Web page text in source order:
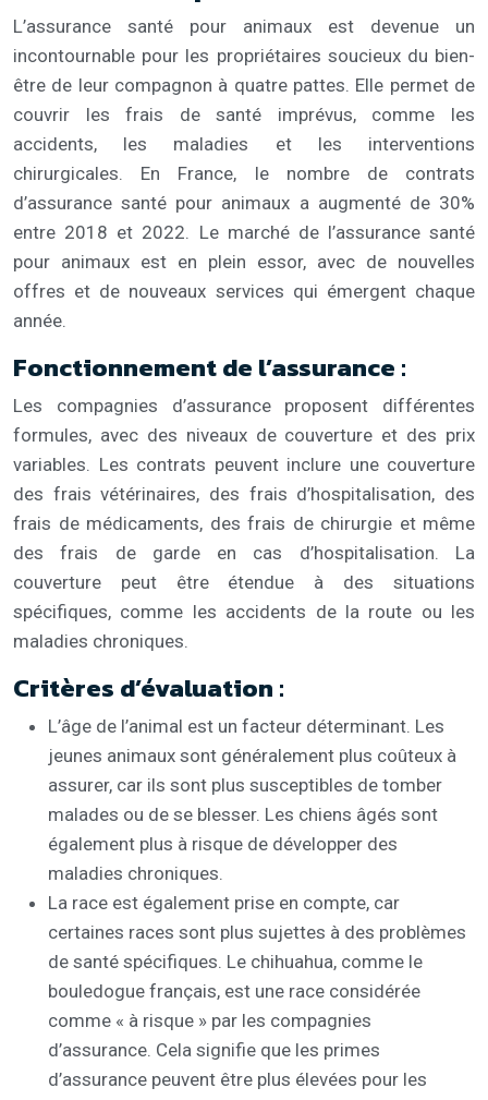
L’assurance santé pour animaux est devenue un
incontournable pour les propriétaires soucieux du bien-
être de leur compagnon à quatre pattes. Elle permet de
couvrir les frais de santé imprévus, comme les
accidents, les maladies et les interventions
chirurgicales. En France, le nombre de contrats
d’assurance santé pour animaux a augmenté de 30%
entre 2018 et 2022. Le marché de l’assurance santé
pour animaux est en plein essor, avec de nouvelles
offres et de nouveaux services qui émergent chaque
année.
Fonctionnement de l’assurance :
Les compagnies d’assurance proposent différentes
formules, avec des niveaux de couverture et des prix
variables. Les contrats peuvent inclure une couverture
des frais vétérinaires, des frais d’hospitalisation, des
frais de médicaments, des frais de chirurgie et même
des frais de garde en cas d’hospitalisation. La
couverture peut être étendue à des situations
spécifiques, comme les accidents de la route ou les
maladies chroniques.
Critères d’évaluation :
L’âge de l’animal est un facteur déterminant. Les
jeunes animaux sont généralement plus coûteux à
assurer, car ils sont plus susceptibles de tomber
malades ou de se blesser. Les chiens âgés sont
également plus à risque de développer des
maladies chroniques.
La race est également prise en compte, car
certaines races sont plus sujettes à des problèmes
de santé spécifiques. Le chihuahua, comme le
bouledogue français, est une race considérée
comme « à risque » par les compagnies
d’assurance. Cela signifie que les primes
d’assurance peuvent être plus élevées pour les